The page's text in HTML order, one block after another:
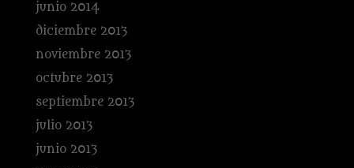
junio 2014
diciembre 2013
noviembre 2013
octubre 2013
septiembre 2013
julio 2013
junio 2013